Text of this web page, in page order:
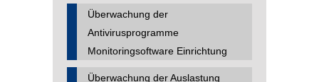
Überwachung der
Antivirusprogramme
Monitoringsoftware Einrichtung
Überwachung der Auslastung